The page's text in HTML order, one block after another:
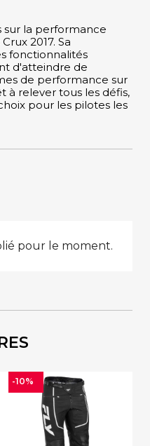
sur la performance
2017. Sa
fonctionnalités
d'atteindre de
de performance sur
à relever tous les défis,
pour les pilotes les
pour le moment.
-10%